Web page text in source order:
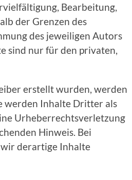
Bearbeitung,
der Grenzen des
des jeweiligen Autors
sind nur für den privaten,
erstellt wurden, werden
werden Inhalte Dritter als
Urheberrechtsverletzung
Hinweis. Bei
derartige Inhalte